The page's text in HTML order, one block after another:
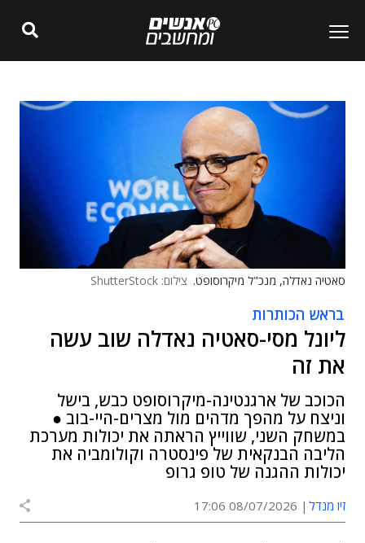
סאטיה נאדלה, מנכ"ל מיקרוסופט. צילום: ShutterStock
בראש הכותרות
ליונל מסי-סאטיה נאדלה שוב עשה
את זה
הכוכב של ארגנטינה-מיקרוסופט כבש, בישל
וניצח על מהפך מדהים מול מצרים-היי-בוב ●
במשחק השני, שווייץ הראתה את יכולות מערכת
הליבה הבנקאית של פינסטרה וקולומביה את
יכולות ההגנה של טופ גרופ
זיו מנדל 08/07/2026 17:06